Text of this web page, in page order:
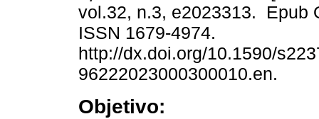
vol.32, n.3, e2023313. Epub
ISSN 1679-4974.
http://dx.doi.org/10.1590/
96222023000300010.en.
Objetivo: